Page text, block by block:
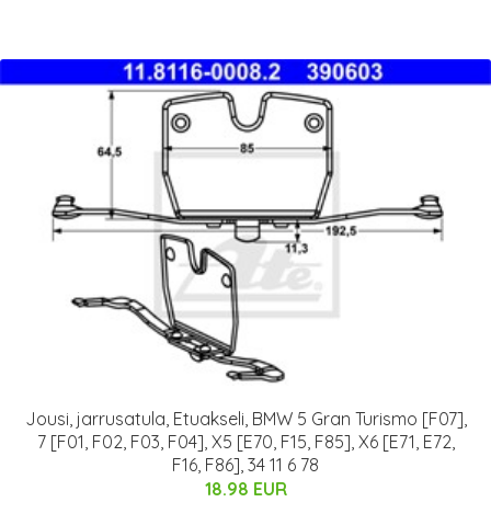
Jousi, jarrusatula, Etuakseli, BMW 5 Gran Turismo [F07],
7 [F01, F02, F03, F04], X5 [E70, F15, F85], X6 [E71, E72,
F16, F86], 34 11 6 78
18.98 EUR